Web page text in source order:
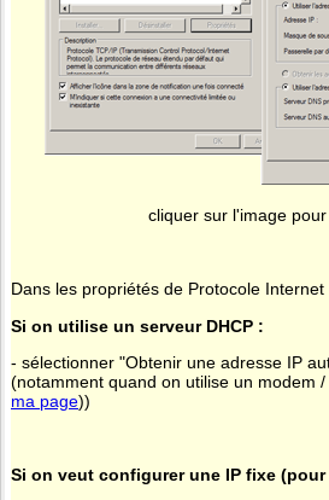
cliquer sur l'image
Dans les propriétés de Protocole Internet
Si on utilise un serveur DHCP :
- sélectionner "Obtenir une adresse IP
(notamment quand on utilise un modem
ma page))
Si on veut configurer une IP fixe